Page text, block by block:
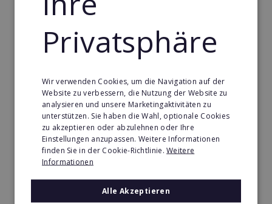
spürbar Luft für Kunden und Mitarbeitende. Im Clip
Verantwortung gegenüber dem Team am Anfang
sehr spürbar ist, sein Job ihm aber jeden Tag große
Augenblick, in dem eine Kundin ihre fertige Küche
zum ersten Mal sieht und strahlt. Künftigen
ernsthaften Franchise-Anwärtern empfiehlt er
PLANA Küchenland mit einer sehr klaren
persönlichen Devise: entweder konsequent Finger
weg vom Franchise oder mit voller
eigene Geschäft mit ganzer Aufmerksamkeit
Privatsphäre
Wir verwenden Cookies, um die Navigation auf der
Website zu verbessern, die Nutzung der Website zu
analysieren und unsere Marketingaktivitäten zu
unterstützen. Sie haben die Wahl, optionale Cookies
zu akzeptieren oder abzulehnen oder Ihre
Einstellungen anzupassen. Weitere Informationen
finden Sie in der Cookie-Richtlinie.Weitere
Informationen
Alle Akzeptieren